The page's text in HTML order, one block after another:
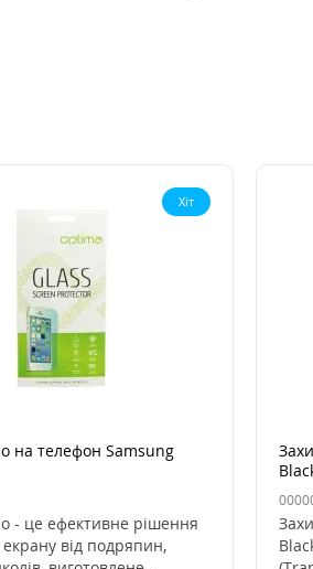
Хіт
на телефон Samsung
- це ефективне рішення
екрану від подряпин,